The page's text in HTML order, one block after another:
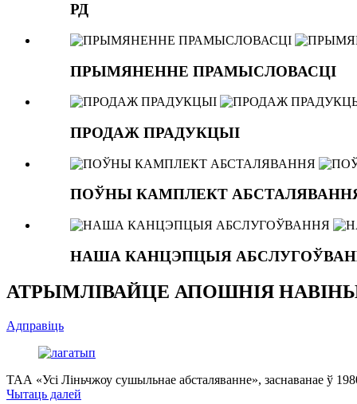
РД
ПРЫМЯНЕННЕ ПРАМЫСЛОВАСЦІ
ПРОДАЖ ПРАДУКЦЫІ
ПОЎНЫ КАМПЛЕКТ
НАША КАНЦЭПЦЫЯ
АТРЫМЛІВАЙЦЕ АПОШНІЯ
Адправіць
ТАА «Усі Ліньчжоу сушыльнае абсталяванне», заснаванае ў
Чытаць далей